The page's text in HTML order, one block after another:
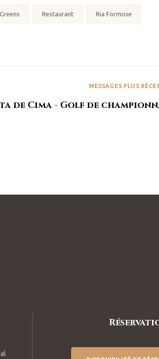
Restaurant Ria Formose
MESSAGES PLUS
de Cima - Golf de